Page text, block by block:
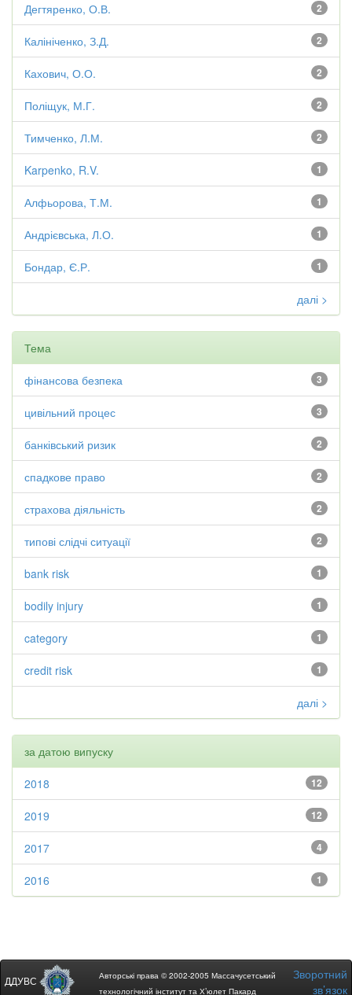
2
Дегтяренко, О.В.
2
Калініченко, З.Д.
2
Кахович, О.О.
2
Поліщук, М.Г.
2
Тимченко, Л.М.
1
Karpenko, R.V.
1
Алфьорова, Т.М.
1
Андрієвська, Л.О.
1
Бондар, Є.Р.
далі >
Тема
3
фінансова безпека
3
цивільний процес
2
банківський ризик
2
спадкове право
2
страхова діяльність
2
типові слідчі ситуації
1
bank risk
1
bodily injury
1
category
1
credit risk
далі >
за датою випуску
12
2018
12
2019
4
2017
1
2016
ДДУВС
Авторські права © 2002-2005 Массачусетський
технологічний інститут та Х’юлет Пакард
Зворотний
зв’язок